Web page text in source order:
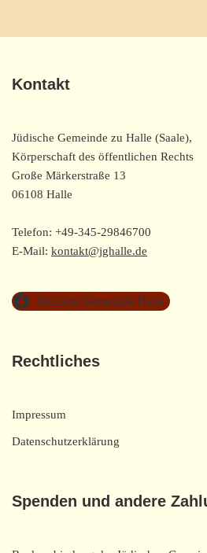
Kontakt
Jüdische Gemeinde zu Halle (Saale),
Körperschaft des öffentlichen Rechts
Große Märkerstraße 13
06108 Halle
Telefon: +49-345-29846700
E-Mail: kontakt@jghalle.de
Jüdische Gemeinde Halle
Rechtliches
Impressum
Datenschutzerklärung
Spenden und andere